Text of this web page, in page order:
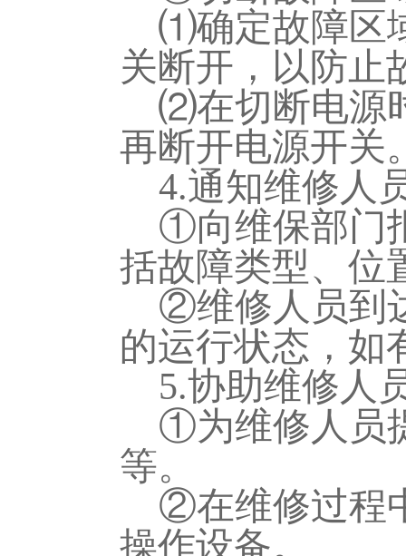
⑴确定故障区
关断开，以防止
⑵在切断电源
再断开电源开关
4.通知维修人
①向维保部门
括故障类型、位
②维修人员到
的运行状态，如
5.协助维修人
①为维修人员
等。
②在维修过程
操作设备。